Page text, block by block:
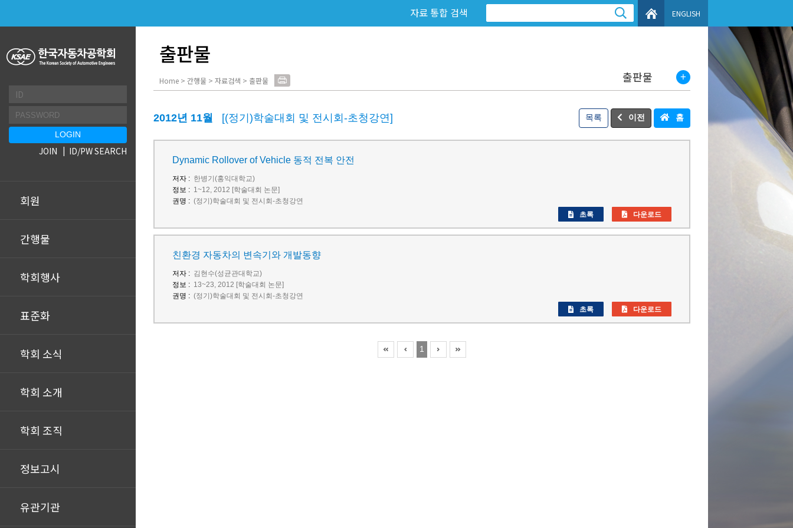
회원
간행물
학회행사
표준화
학회 소식
학회 소개
학회 조직
정보고시
유관기관
JOIN ID/PW SEARCH
자료 통합 검색 ENGLISH
출판물
Home > 간행물 > 자료검색 > 출판물 출판물
2012년 11월 [(정기)학술대회 및 전시회-초청강연] 목록 이전 홈
Dynamic Rollover of Vehicle 동적 전복 안전
저자 : 한병기(홍익대학교)
정보 : 1~12, 2012 [학술대회 논문]
권명 : (정기)학술대회 및 전시회-초청강연
초록 다운로드
친환경 자동차의 변속기와 개발동향
저자 : 김현수(성균관대학교)
정보 : 13~23, 2012 [학술대회 논문]
권명 : (정기)학술대회 및 전시회-초청강연
초록 다운로드
1